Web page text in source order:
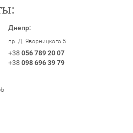
Днепр:
пр. Д. Яворницкого 5
+38 056 789 20 07
+38 098 696 39 79